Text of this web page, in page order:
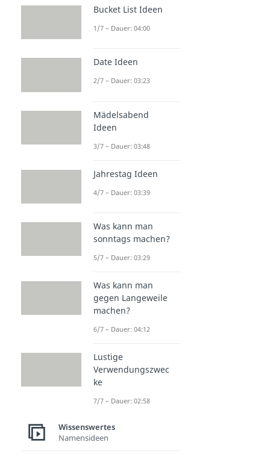
Bucket List Ideen
1/7 – Dauer: 04:00
Date Ideen
2/7 – Dauer: 03:23
Mädelsabend
Ideen
3/7 – Dauer: 03:48
Jahrestag Ideen
4/7 – Dauer: 03:39
Was kann man
sonntags machen?
5/7 – Dauer: 03:29
Was kann man
gegen Langeweile
machen?
6/7 – Dauer: 04:12
Lustige
Verwendungszwec
ke
7/7 – Dauer: 02:58
Wissenswertes
Namensideen